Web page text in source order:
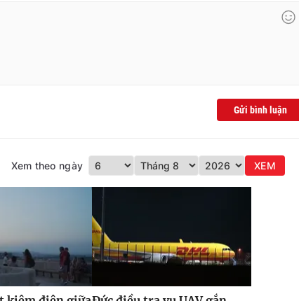
Gửi bình luận
Xem theo ngày XEM